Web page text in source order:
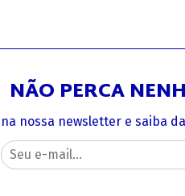
NÃO PERCA
nossa newsletter e saiba